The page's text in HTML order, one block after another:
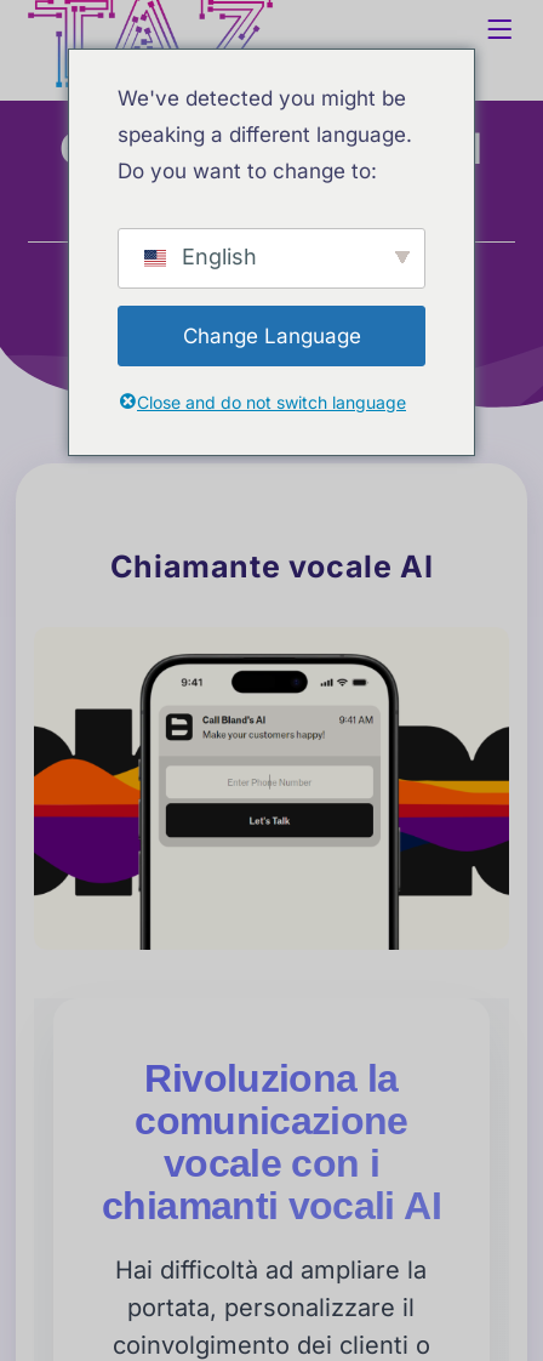
Chiamante vocale AI
Chiamante vocale AI
Chiamante vocale AI
Rivoluziona la
comunicazione
vocale con i
chiamanti vocali AI
Hai difficoltà ad ampliare la
portata, personalizzare il
coinvolgimento dei clienti o
We've detected you might be
speaking a different language.
Do you want to change to:
English
Change Language
Close and do not switch language